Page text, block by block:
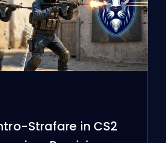
Strafare in CS2